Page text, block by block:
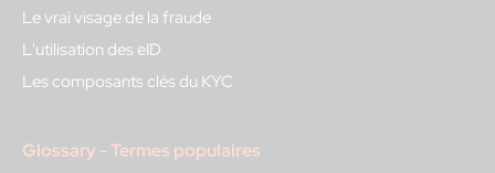
Le vrai visage de la fraude
L'utilisation des eID
Les composants clés du KYC
Glossary - Termes populaires